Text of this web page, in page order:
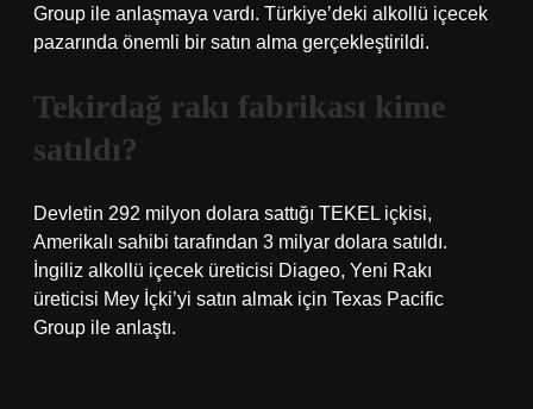
Group ile anlaşmaya vardı. Türkiye’deki alkollü içecek
pazarında önemli bir satın alma gerçekleştirildi.
Tekirdağ rakı fabrikası kime
satıldı?
Devletin 292 milyon dolara sattığı TEKEL içkisi,
Amerikalı sahibi tarafından 3 milyar dolara satıldı.
İngiliz alkollü içecek üreticisi Diageo, Yeni Rakı
üreticisi Mey İçki’yi satın almak için Texas Pacific
Group ile anlaştı.